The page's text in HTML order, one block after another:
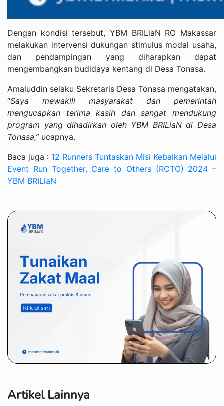
Dengan kondisi tersebut, YBM BRILiaN RO Makassar
melakukan intervensi dukungan stimulus modal usaha,
dan pendampingan yang diharapkan dapat
mengembangkan budidaya kentang di Desa Tonasa.
Amaluddin selaku Sekretaris Desa Tonasa mengatakan,
“Saya mewakili masyarakat dan pemerintah
mengucapkan terima kasih dan sangat mendukung
program yang dihadirkan oleh YBM BRILiaN di Desa
Tonasa,”ucapnya.
Baca juga : 12 Runners Tuntaskan Misi Kebaikan Melalui
Event Run Together, Care to Others (RCTO) 2024 –
YBM BRILiaN
Artikel Lainnya